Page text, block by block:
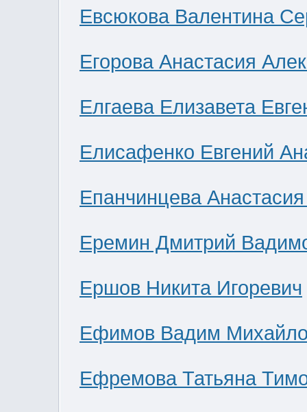
Евсюкова Валентина
Егорова Анастасия
Елгаева Елизавета
Елисафенко Евгений
Епанчинцева
Еремин Дмитрий
Ершов Никита Игоревич
Ефимов Вадим
Ефремова Татьяна